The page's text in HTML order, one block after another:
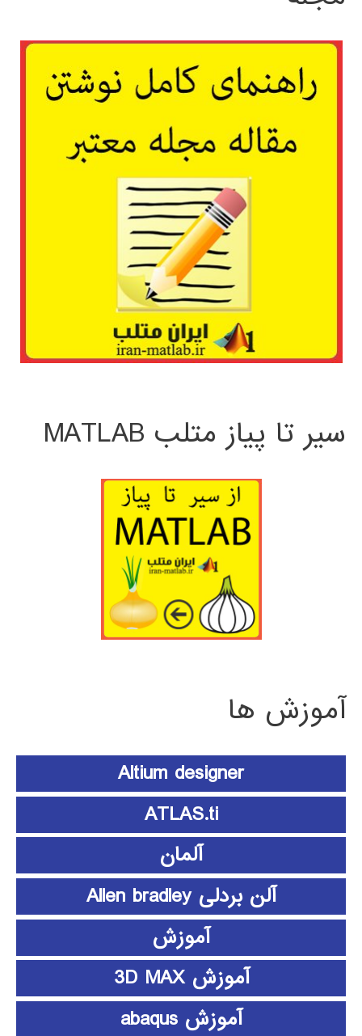
سیر تا پیاز متلب MATLAB
آموزش ها
Altium designer
ATLAS.ti
آلمان
آلن بردلی Allen bradley
آموزش
آموزش 3D MAX
آموزش abaqus